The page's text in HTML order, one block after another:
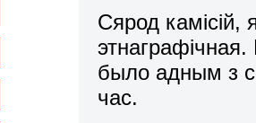
Сярод
было адным з
час.